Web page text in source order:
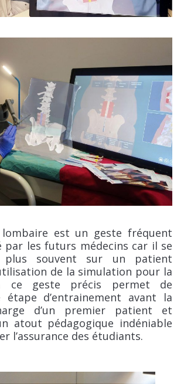
est un geste fréquent
par les futurs médecins car il se
souvent sur un patient
de la simulation pour la
ce geste précis permet de
étape d’entrainement avant la
d’un premier patient et
atout pédagogique indéniable
l’assurance des étudiants.